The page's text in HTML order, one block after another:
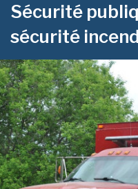
Sécurité
sécurité